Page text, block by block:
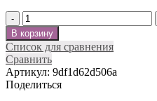
Количество
В корзину
Список для сравнения
Сравнить
Артикул: 9df1d62d506a
Поделиться